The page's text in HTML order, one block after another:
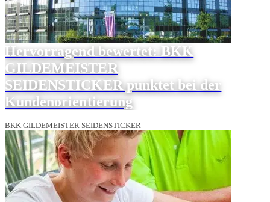
Hervorragend bewertet: BKK
GILDEMEISTER
SEIDENSTICKER punktet bei der
Kundenorientierung
BKK GILDEMEISTER SEIDENSTICKER